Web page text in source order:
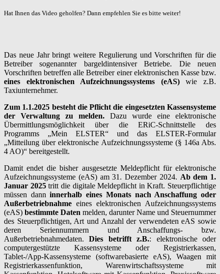
Hat Ihnen das Video geholfen? Dann empfehlen Sie es bitte weiter!
Das neue Jahr bringt weitere Regulierung und Vorschriften für die
Betreiber sogenannter bargeldintensiver Betriebe. Die neuen
Vorschriften betreffen alle Betreiber einer elektronischen Kasse bzw.
eines elektronischen Aufzeichnungssystems (eAS)wie z.B.
Taxiunternehmer.
Zum 1.1.2025 besteht die Pflicht die eingesetzten Kassensysteme
der Verwaltung zu melden. Dazu wurde eine elektronische
Übermittlungsmöglichkeit über die ERiC-Schnittstelle des
Programms „Mein ELSTER“ und das ELSTER-Formular
„Mitteilung über elektronische Aufzeichnungssysteme (§ 146a Abs.
4 AO)“ bereitgestellt.
Damit endet die bisher ausgesetzte Meldepflicht für elektronische
Aufzeichnungssysteme (eAS) am 31. Dezember 2024. Ab dem 1.
Januar 2025tritt die digitale Meldepflicht in Kraft. Steuerpflichtige
müssen danninnerhalb eines Monats nach Anschaffung oder
Außerbetriebnahme eines elektronischen Aufzeichnungssystems
(eAS) bestimmte Daten melden, darunter Name und Steuernummer
des Steuerpflichtigen, Art und Anzahl der verwendeten eAS sowie
deren Seriennummern und Anschaffungs- bzw.
Außerbetriebnahmedaten.Dies betrifft z.B.: elektronische oder
computergestützte Kassensysteme oder Registrierkassen,
Tablet-/App-Kassensysteme (softwarebasierte eAS), Waagen mit
Registrierkassenfunktion, Warenwirtschaftssysteme mit